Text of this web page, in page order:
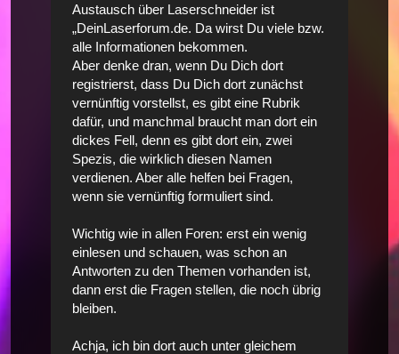
Austausch über Laserschneider ist
„DeinLaserforum.de. Da wirst Du viele bzw.
alle Informationen bekommen.
Aber denke dran, wenn Du Dich dort
registrierst, dass Du Dich dort zunächst
vernünftig vorstellst, es gibt eine Rubrik
dafür, und manchmal braucht man dort ein
dickes Fell, denn es gibt dort ein, zwei
Spezis, die wirklich diesen Namen
verdienen. Aber alle helfen bei Fragen,
wenn sie vernünftig formuliert sind.
Wichtig wie in allen Foren: erst ein wenig
einlesen und schauen, was schon an
Antworten zu den Themen vorhanden ist,
dann erst die Fragen stellen, die noch übrig
bleiben.
Achja, ich bin dort auch unter gleichem